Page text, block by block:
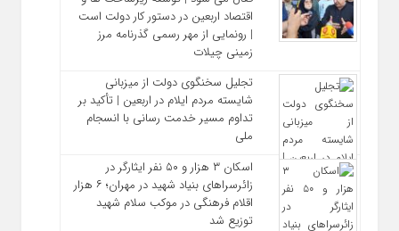
اقتصاد اربعین در دستور کار دولت است
| رونمایی از مهر رسمی گذرنامه مرز
زمینی چیلات
تجلیل سخنگوی دولت از میزبانی
شایسته مردم ایلام در اربعین | تأکید بر
تداوم مسیر خدمت‌ رسانی با انسجام
ملی
اسکان ۳ هزار و ۵۰ نفر ایثارگر در
زائرسراهای بنیاد شهید در مهران؛ ۶ هزار
اقلام فرهنگی در موکب سلام شهید
توزیع شد